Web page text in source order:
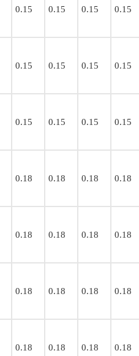
0.15 0.15 0.15 0.15
0.15 0.15 0.15 0.15
0.15 0.15 0.15 0.15
0.18 0.18 0.18 0.18
0.18 0.18 0.18 0.18
0.18 0.18 0.18 0.18
0.18 0.18 0.18 0.18